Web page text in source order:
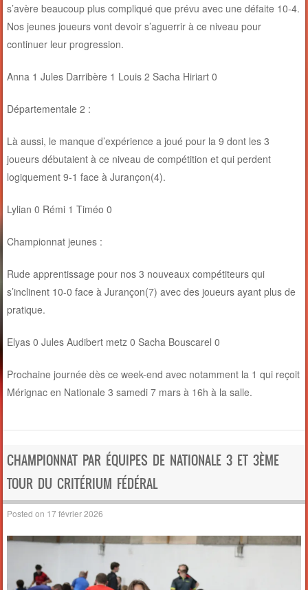
s’avère beaucoup plus compliqué que prévu avec une défaite 10-4.
Nos jeunes joueurs vont devoir s’aguerrir à ce niveau pour
continuer leur progression.
Anna 1 Jules Darribère 1 Louis 2 Sacha Hiriart 0
Départementale 2 :
Là aussi, le manque d’expérience a joué pour la 9 dont les 3
joueurs débutaient à ce niveau de compétition et qui perdent
logiquement 9-1 face à Jurançon(4).
Lylian 0 Rémi 1 Timéo 0
Championnat jeunes :
Rude apprentissage pour nos 3 nouveaux compétiteurs qui
s’inclinent 10-0 face à Jurançon(7) avec des joueurs ayant plus de
pratique.
Elyas 0 Jules Audibert metz 0 Sacha Bouscarel 0
Prochaine journée dès ce week-end avec notamment la 1 qui reçoit
Mérignac en Nationale 3 samedi 7 mars à 16h à la salle.
CHAMPIONNAT PAR ÉQUIPES DE NATIONALE 3 ET 3ÈME
TOUR DU CRITÉRIUM FÉDÉRAL
Posted on 17 février 2026